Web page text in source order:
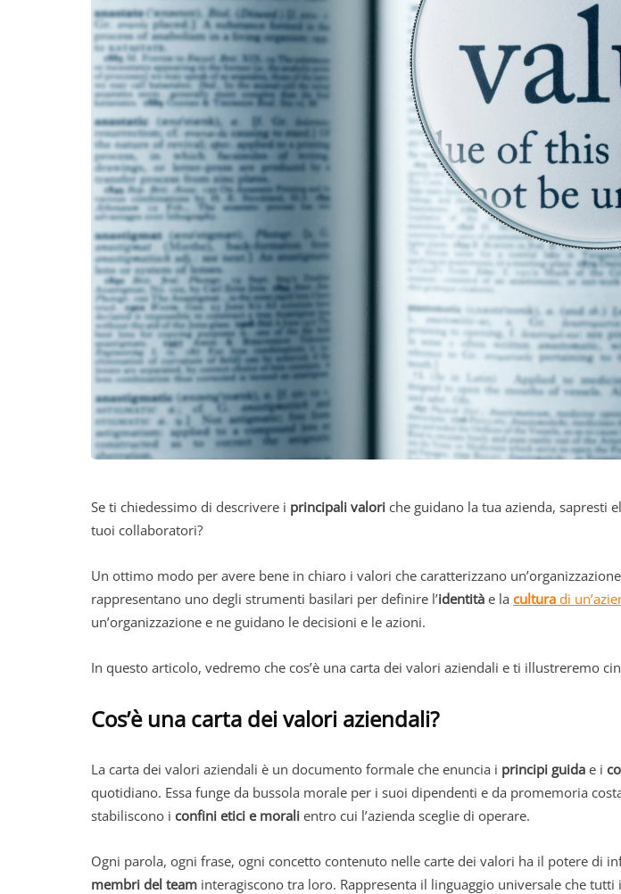
Se ti chiedessimo di descrivere i principali valori che guidano la tua azienda, sapresti
tuoi collaboratori?
Un ottimo modo per avere bene in chiaro i valori che caratterizzano
rappresentano uno degli strumenti basilari per definire l’identità e la cultura di
un’organizzazione e ne guidano le decisioni e le azioni.
In questo articolo, vedremo che cos’è una carta dei valori aziendali e ti illustreremo
Cos’è una carta dei valori aziendali?
La carta dei valori aziendali è un documento formale che enuncia i principi guida e i
quotidiano. Essa funge da bussola morale per i suoi dipendenti e da promemoria
stabiliscono i confini etici e morali entro cui l’azienda sceglie di operare.
Ogni parola, ogni frase, ogni concetto contenuto nelle carte dei valori ha il potere di
membri del team interagiscono tra loro. Rappresenta il linguaggio universale che